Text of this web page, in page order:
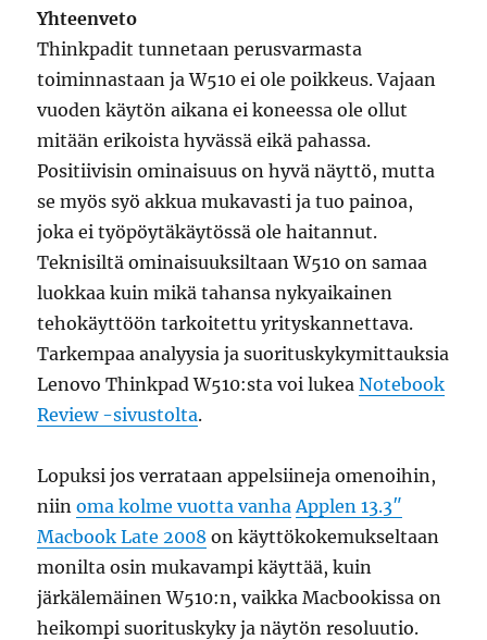
Yhteenveto
Thinkpadit tunnetaan perusvarmasta
toiminnastaan ja W510 ei ole poikkeus. Vajaan
vuoden käytön aikana ei koneessa ole ollut
mitään erikoista hyvässä eikä pahassa.
Positiivisin ominaisuus on hyvä näyttö, mutta
se myös syö akkua mukavasti ja tuo painoa,
joka ei työpöytäkäytössä ole haitannut.
Teknisiltä ominaisuuksiltaan W510 on samaa
luokkaa kuin mikä tahansa nykyaikainen
tehokäyttöön tarkoitettu yrityskannettava.
Tarkempaa analyysia ja suorituskykymittauksia
Lenovo Thinkpad W510:sta voi lukeaNotebook
Review -sivustolta.
Lopuksi jos verrataan appelsiineja omenoihin,
niinoma kolme vuotta vanha Applen 13.3″
Macbook Late 2008 on käyttökokemukseltaan
monilta osin mukavampi käyttää, kuin
järkälemäinen W510:n, vaikka Macbookissa on
heikompi suorituskyky ja näytön resoluutio.